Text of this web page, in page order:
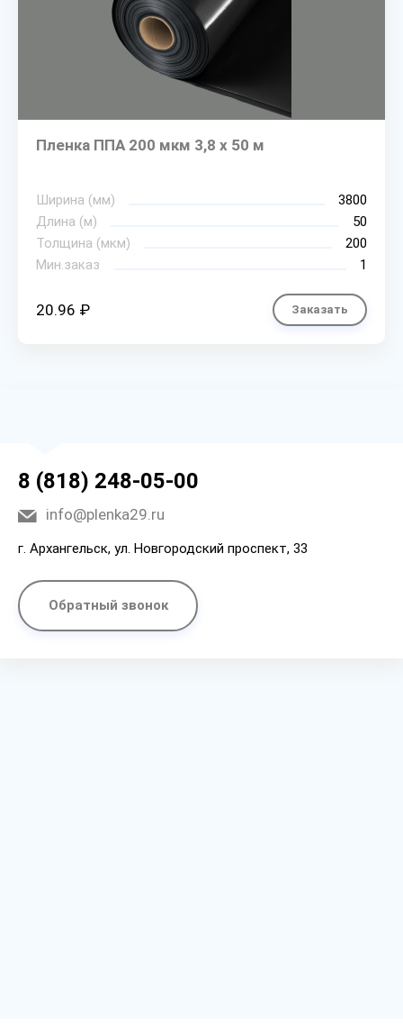
Пленка ППА 200 мкм 3,8 х 50 м
Ширина (мм)
3800
Длина (м)
50
Толщина (мкм)
200
Мин.заказ
1
20.96 ₽ Заказать
8 (818) 248-05-00
info@plenka29.ru
г. Архангельск, ул. Новгородский проспект, 33
Обратный звонок